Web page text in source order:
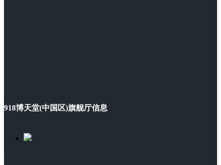
918博天堂(中国区)旗舰厅信息